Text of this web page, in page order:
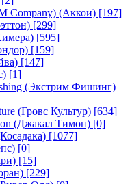
Company) (Аккои) [197]
[299]
[595]
[159]
[147]
[1]
(Экстрим Фишинг)
(Гровс Культур) [634]
(Джакал Тимон) [0]
[1077]
[0]
[15]
[229]